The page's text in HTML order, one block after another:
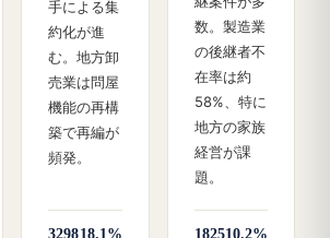
手による集
約化が進
む。地方卸
売業は問屋
機能の再構
築で再編が
頻発。
329818.1%
数。製造業
の後継者不
在率は約
58%、特に
地方の家族
経営が課
題。
182510.2%